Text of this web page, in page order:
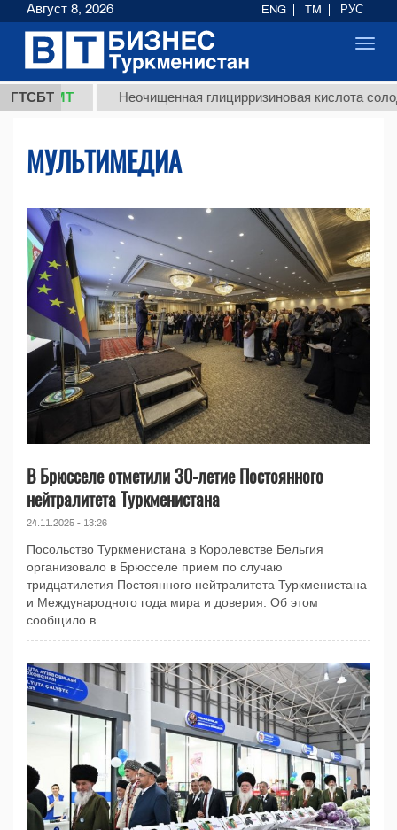
ГТСБТ Неочищенная глицирризиновая кислота солодкового
МУЛЬТИМЕДИА
В Брюсселе отметили 30-летие Постоянного
нейтралитета Туркменистана
24.11.2025 - 13:26
Посольство Туркменистана в Королевстве Бельгия
организовало в Брюсселе прием по случаю
тридцатилетия Постоянного нейтралитета Туркменистана
и Международного года мира и доверия. Об этом
сообщило в...
Август 8, 2026 ENG TM РУС